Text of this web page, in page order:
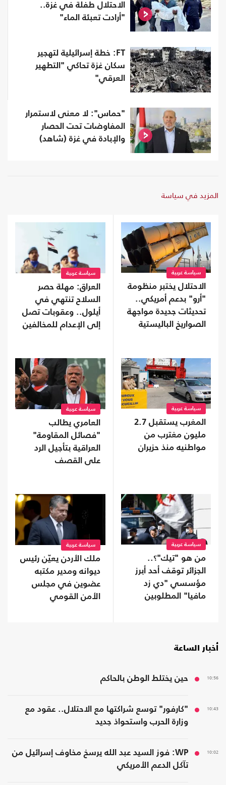
الاحتلال طفلة في غزة..
"أرادت تعبئة الماء"
FT: خطة إسرائيلية لتهجير
سكان غزة تحاكي "التطهير
العرقي"
"حماس": لا معنى لاستمرار
المفاوضات تحت الحصار
والإبادة في غزة (شاهد)
المزيد في سياسة
سياسة عربية
الاحتلال يختبر منظومة
"أرو" بدعم أمريكي..
تحديثات جديدة مواجهة
الصواريخ الباليستية
سياسة عربية
العراق: مهلة حصر
السلاح تنتهي في
أيلول.. وعقوبات تصل
إلى الإعدام للمخالفين
سياسة عربية
المغرب يستقبل 2.7
مليون مغترب من
مواطنيه منذ حزيران
سياسة عربية
العامري يطالب
"فصائل المقاومة"
العراقية بتأجيل الرد
على القصف
سياسة عربية
من هو "تيك"؟..
الجزائر توقف أحد أبرز
مؤسسي "دي زد
مافيا" المطلوبين
سياسة عربية
ملك الأردن يعيّن رئيس
ديوانه ومدير مكتبه
عضوين في مجلس
الأمن القومي
أخبار الساعة
10:56 حين يختلط الوطن بالحاكم
10:43
"كارفور" توسع شراكتها مع الاحتلال.. عقود مع
وزارة الحرب واستحواذ جديد
10:02
WP: فوز السيد عبد الله يرسخ مخاوف إسرائيل من
تآكل الدعم الأمريكي